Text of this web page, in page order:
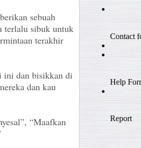
sebuah
terlalu sibuk untuk
terakhir
ini dan bisikkan di
dan kau
“Maafkan